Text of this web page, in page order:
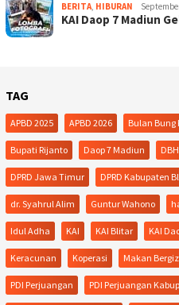
BERITA, HIBURAN
KAI Daop 7 Madiun
TAG
APBD 2025 APBD 2026 Bulan Bung
Bupati Rijanto Daop 7 Madiun
DPRD Jawa Timur DPRD Kabupaten
dr. Syahrul Alim Guntur Wahono
Idul Adha KAI KAI Blitar KAI
Keracunan Koperasi Makan
PDI Perjuangan PDI Perjuangan